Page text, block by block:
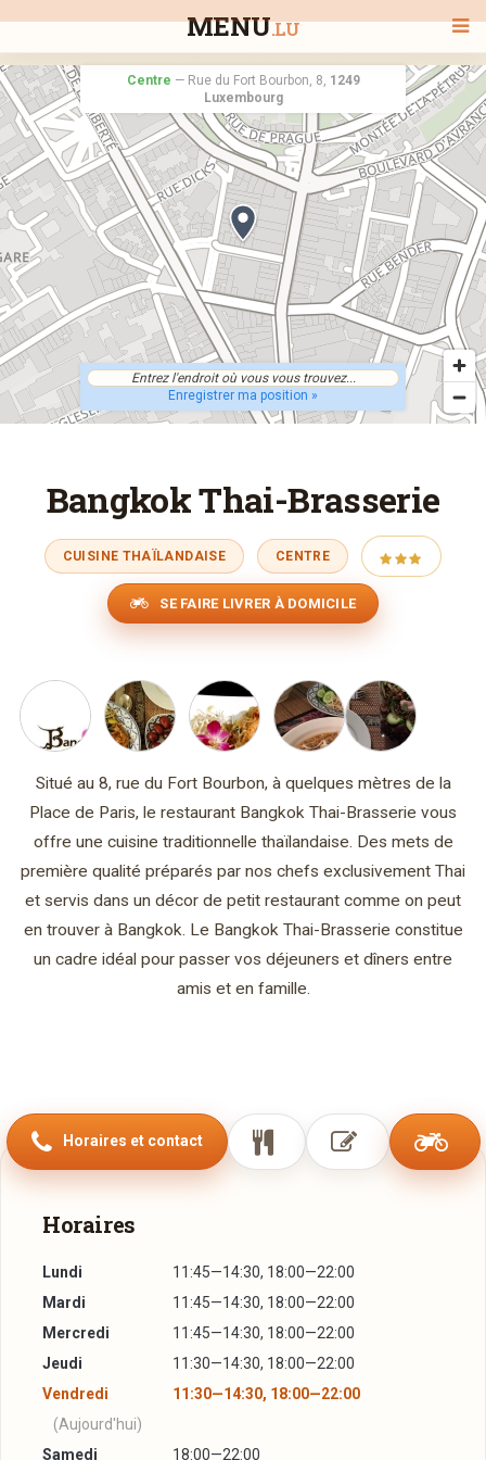
MENU.LU
BIENVENUE
TOUS LES RESTAURANTS
RECHERCHER UN RESTAURANT
Centre —Rue du Fort Bourbon, 8, 1249
Luxembourg
Enregistrer ma position »
Bangkok Thai-Brasserie
CUISINE THAÏLANDAISE CENTRE
SE FAIRE LIVRER À DOMICILE
Situé au 8, rue du Fort Bourbon, à quelques mètres de la
Place de Paris, le restaurant Bangkok Thai-Brasserie vous
offre une cuisine traditionnelle thaïlandaise. Des mets de
première qualité préparés par nos chefs exclusivement Thai
et servis dans un décor de petit restaurant comme on peut
en trouver à Bangkok. Le Bangkok Thai-Brasserie constitue
un cadre idéal pour passer vos déjeuners et dîners entre
amis et en famille.
Horaires et contact
Horaires
Lundi
11:45—14:30, 18:00—22:00
Mardi
11:45—14:30, 18:00—22:00
Mercredi
11:45—14:30, 18:00—22:00
Jeudi
11:30—14:30, 18:00—22:00
Vendredi
11:30—14:30, 18:00—22:00
(Aujourd'hui)
Samedi
18:00—22:00